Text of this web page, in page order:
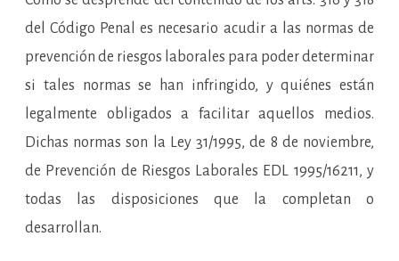
del Código Penal es necesario acudir a las normas de
prevención de riesgos laborales para poder determinar
si tales normas se han infringido, y quiénes están
legalmente obligados a facilitar aquellos medios.
Dichas normas son la Ley 31/1995, de 8 de noviembre,
de Prevención de Riesgos Laborales EDL 1995/16211, y
todas las disposiciones que la completan o
desarrollan.